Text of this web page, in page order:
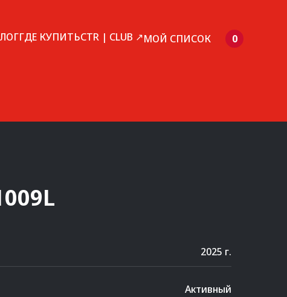
ГДЕ КУПИТЬCTR | CLUB ↗МОЙ СПИСОК 0
2025 г.
Активный